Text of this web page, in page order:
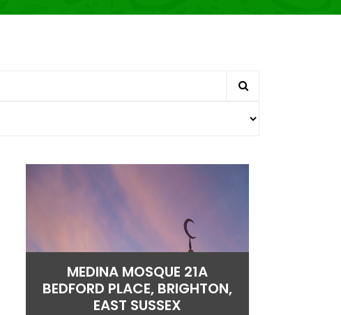
MEDINA MOSQUE 21A
BEDFORD PLACE, BRIGHTON,
EAST SUSSEX